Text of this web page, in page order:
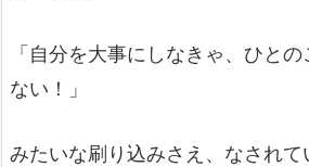
「自分を大事にしなきゃ、ひと
ない！」
みたいな刷り込みさえ、なされて